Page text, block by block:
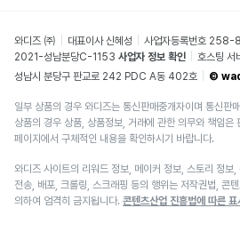
와디즈 ㈜ 대표이사 신혜성 사업자등록번호
2021-성남분당C-1153 사업자 정보 확인 호스팅 서
성남시 분당구 판교로 242 PDC A동 402호
©
일부 상품의 경우 와디즈는 통신판매중개자이며 통신판
상품의 경우 상품, 상품정보, 거래에 관한 의무와 책임은
페이지에서 구체적인 내용을 확인하시기 바랍니다.
와디즈 사이트의 리워드 정보, 메이커 정보, 스토리 정보
전송, 배포, 크롤링, 스크래핑 등의 행위는 저작권법, 콘
의하여 엄격히 금지됩니다. 콘텐츠산업 진흥법에 따른 표